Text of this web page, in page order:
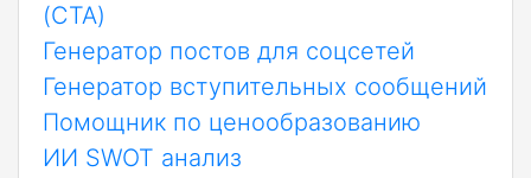
(CTA)
Генератор постов для соцсетей
Генератор вступительных сообщений
Помощник по ценообразованию
ИИ SWOT анализ